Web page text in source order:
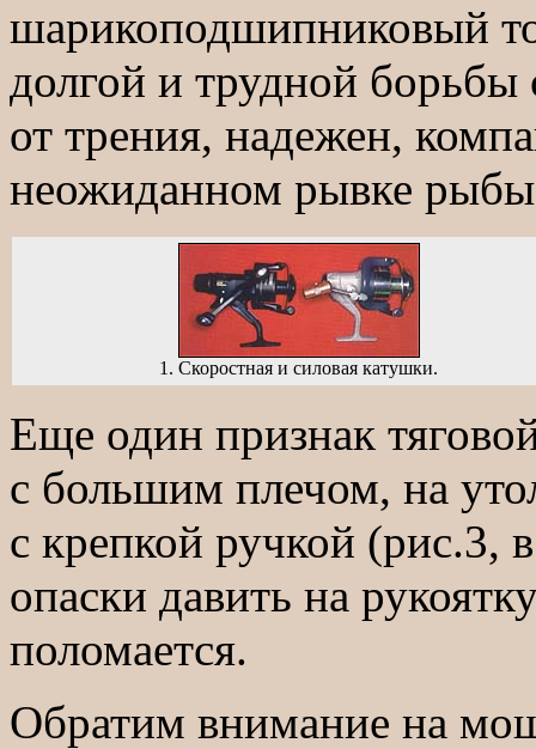
шарикоподшипниковый
долгой и трудной борьбы
от трения, надежен,
неожиданном рывке
1. Скоростная и силовая катушки.
Еще один признак
с большим плечом, на
с крепкой ручкой (рис.3,
опаски давить на
поломается.
Обратим внимание на